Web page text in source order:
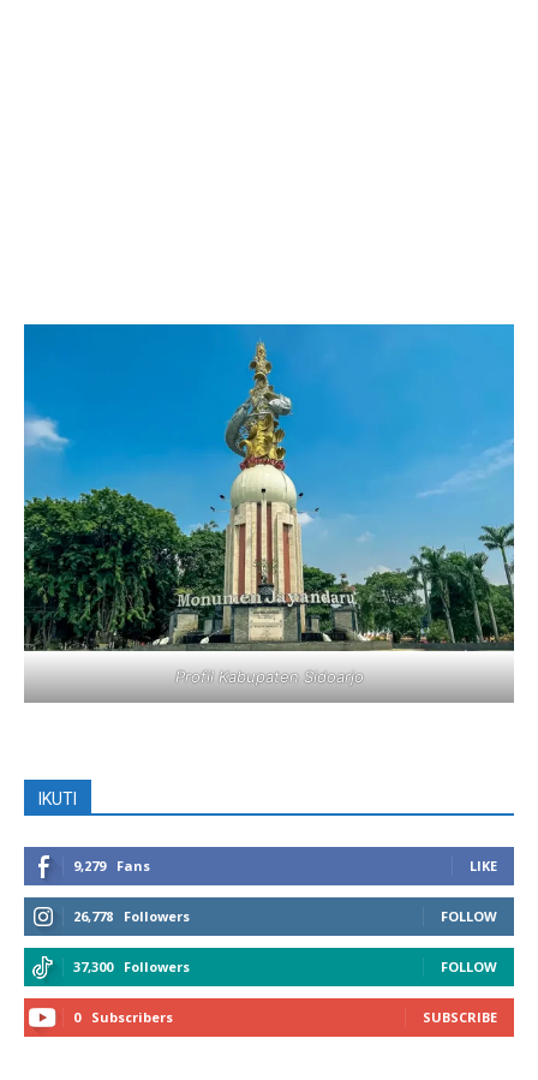
Profil Kabupaten Sidoarjo
IKUTI
9,279 Fans LIKE
26,778 Followers FOLLOW
37,300 Followers FOLLOW
0 Subscribers SUBSCRIBE